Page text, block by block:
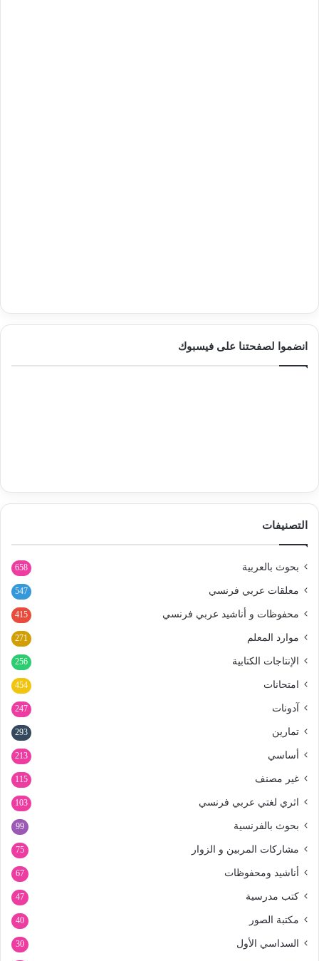
انضموا لصفحتنا على فيسبوك
التصنيفات
بحوث بالعربية 658
معلقات عربي فرنسي 547
محفوظات و أناشيد عربي فرنسي 415
موارد المعلم 271
الإنتاجات الكتابية 256
امتحانات 454
آدونات 247
تمارين 293
أساسي 213
غير مصنف 115
اثري لغتي عربي فرنسي 103
بحوث بالفرنسية 99
مشاركات المربين و الزوار 75
أناشيد ومحفوظات 67
كتب مدرسية 47
مكتبة الصور 40
السداسي الأول 30